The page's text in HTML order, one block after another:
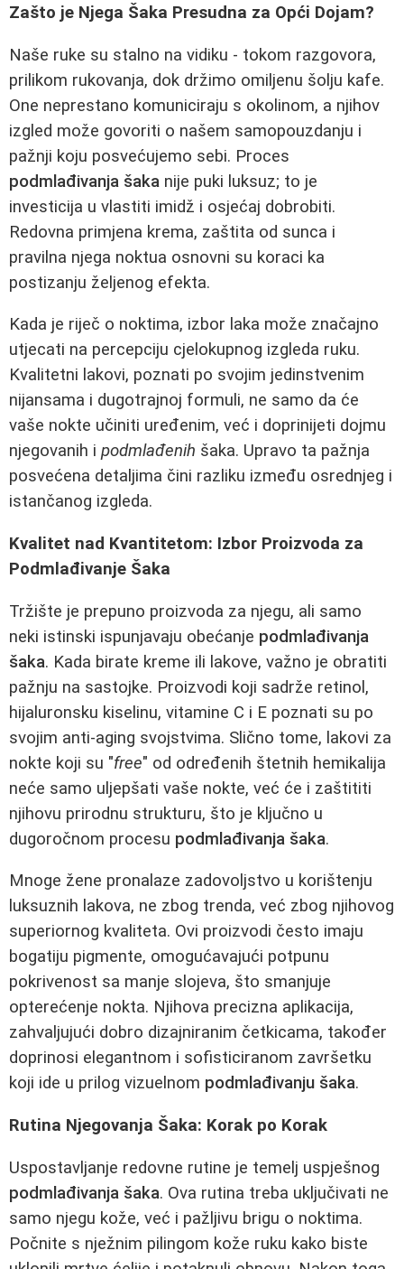
Zašto je Njega Šaka Presudna za Opći Dojam?
Naše ruke su stalno na vidiku - tokom razgovora,
prilikom rukovanja, dok držimo omiljenu šolju kafe.
One neprestano komuniciraju s okolinom, a njihov
izgled može govoriti o našem samopouzdanju i
pažnji koju posvećujemo sebi. Proces
podmlađivanja šaka nije puki luksuz; to je
investicija u vlastiti imidž i osjećaj dobrobiti.
Redovna primjena krema, zaštita od sunca i
pravilna njega noktua osnovni su koraci ka
postizanju željenog efekta.
Kada je riječ o noktima, izbor laka može značajno
utjecati na percepciju cjelokupnog izgleda ruku.
Kvalitetni lakovi, poznati po svojim jedinstvenim
nijansama i dugotrajnoj formuli, ne samo da će
vaše nokte učiniti uređenim, već i doprinijeti dojmu
njegovanih i podmlađenih šaka. Upravo ta pažnja
posvećena detaljima čini razliku između osrednjeg i
istančanog izgleda.
Kvalitet nad Kvantitetom: Izbor Proizvoda za
Podmlađivanje Šaka
Tržište je prepuno proizvoda za njegu, ali samo
neki istinski ispunjavaju obećanje podmlađivanja
šaka. Kada birate kreme ili lakove, važno je obratiti
pažnju na sastojke. Proizvodi koji sadrže retinol,
hijaluronsku kiselinu, vitamine C i E poznati su po
svojim anti-aging svojstvima. Slično tome, lakovi za
nokte koji su "free" od određenih štetnih hemikalija
neće samo uljepšati vaše nokte, već će i zaštititi
njihovu prirodnu strukturu, što je ključno u
dugoročnom procesu podmlađivanja šaka.
Mnoge žene pronalaze zadovoljstvo u korištenju
luksuznih lakova, ne zbog trenda, već zbog njihovog
superiornog kvaliteta. Ovi proizvodi često imaju
bogatiju pigmente, omogućavajući potpunu
pokrivenost sa manje slojeva, što smanjuje
opterećenje nokta. Njihova precizna aplikacija,
zahvaljujući dobro dizajniranim četkicama, također
doprinosi elegantnom i sofisticiranom završetku
koji ide u prilog vizuelnom podmlađivanju šaka.
Rutina Njegovanja Šaka: Korak po Korak
Uspostavljanje redovne rutine je temelj uspješnog
podmlađivanja šaka. Ova rutina treba uključivati ne
samo njegu kože, već i pažljivu brigu o noktima.
Počnite s nježnim pilingom kože ruku kako biste